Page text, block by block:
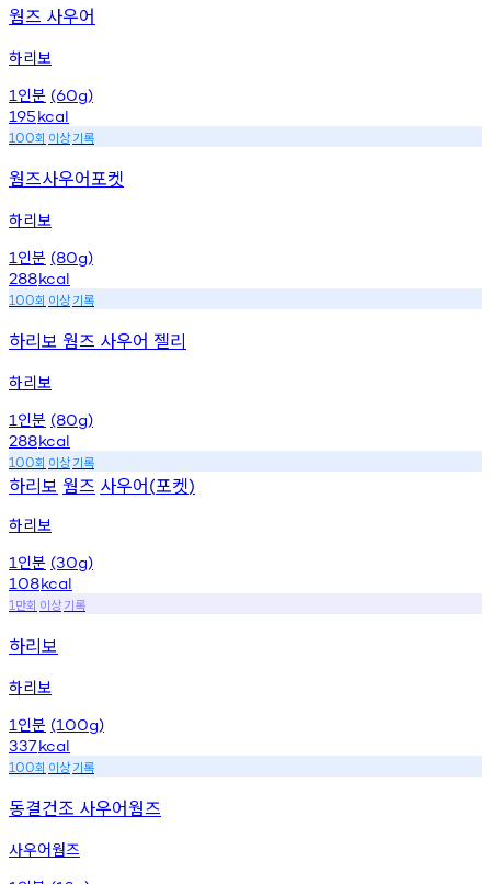
웜즈 사우어
하리보
1 인분 (60g)
195kcal
100회 이상기록
웜즈사우어포켓
하리보
1 인분 (80g)
288kcal
100회 이상기록
하리보 웜즈 사우어 젤리
하리보
1 인분 (80g)
288kcal
100회 이상기록
하리보 웜즈 사우어(포켓)
하리보
1 인분 (30g)
108kcal
1 만회 이상기록
하리보
하리보
1 인분 (100g)
337kcal
100회 이상기록
동결건조 사우어웜즈
사우어웜즈